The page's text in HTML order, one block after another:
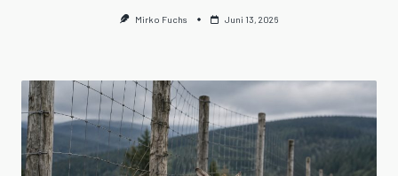
Mirko Fuchs Juni 13, 2026